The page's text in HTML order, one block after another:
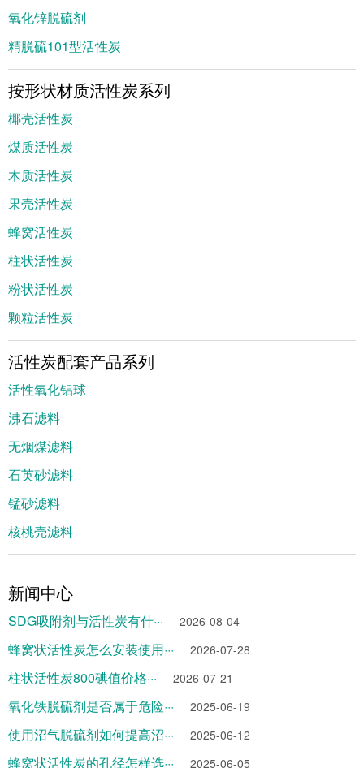
氧化锌脱硫剂
精脱硫101型活性炭
按形状材质活性炭系列
椰壳活性炭
煤质活性炭
木质活性炭
果壳活性炭
蜂窝活性炭
柱状活性炭
粉状活性炭
颗粒活性炭
活性炭配套产品系列
活性氧化铝球
沸石滤料
无烟煤滤料
石英砂滤料
锰砂滤料
核桃壳滤料
新闻中心
SDG吸附剂与活性炭有什··· 2026-08-04
蜂窝状活性炭怎么安装使用··· 2026-07-28
柱状活性炭800碘值价格··· 2026-07-21
氧化铁脱硫剂是否属于危险··· 2025-06-19
使用沼气脱硫剂如何提高沼··· 2025-06-12
蜂窝状活性炭的孔径怎样选··· 2025-06-05